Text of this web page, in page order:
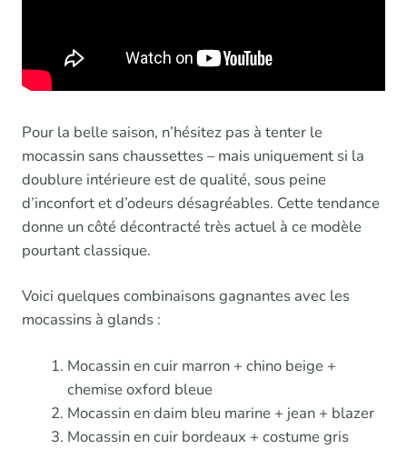
Pour la belle saison, n’hésitez pas à tenter le
mocassin sans chaussettes – mais uniquement si la
doublure intérieure est de qualité, sous peine
d’inconfort et d’odeurs désagréables. Cette tendance
donne un côté décontracté très actuel à ce modèle
pourtant classique.
Voici quelques combinaisons gagnantes avec les
mocassins à glands :
Mocassin en cuir marron + chino beige +
chemise oxford bleue
Mocassin en daim bleu marine + jean + blazer
Mocassin en cuir bordeaux + costume gris